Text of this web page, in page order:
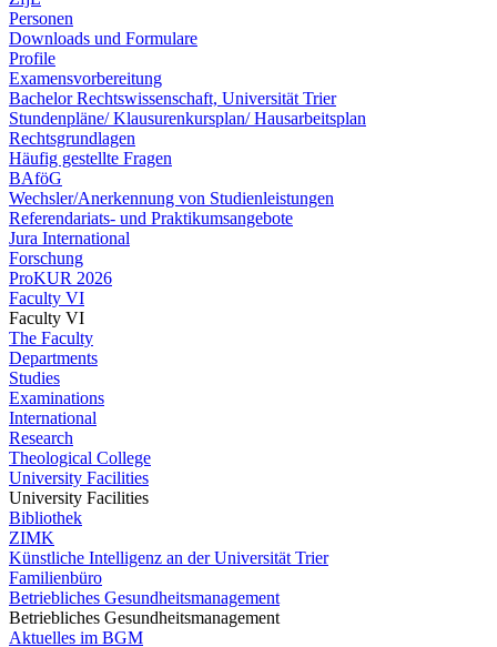
Personen
Downloads und Formulare
Profile
Examensvorbereitung
Bachelor Rechtswissenschaft, Universität Trier
Stundenpläne/ Klausurenkursplan/ Hausarbeitsplan
Rechtsgrundlagen
Häufig gestellte Fragen
BAföG
Wechsler/Anerkennung von Studienleistungen
Referendariats- und Praktikumsangebote
Jura International
Forschung
ProKUR 2026
Faculty VI
Faculty VI
The Faculty
Departments
Studies
Examinations
International
Research
Theological College
University Facilities
University Facilities
Bibliothek
ZIMK
Künstliche Intelligenz an der Universität Trier
Familienbüro
Betriebliches Gesundheitsmanagement
Betriebliches Gesundheitsmanagement
Aktuelles im BGM